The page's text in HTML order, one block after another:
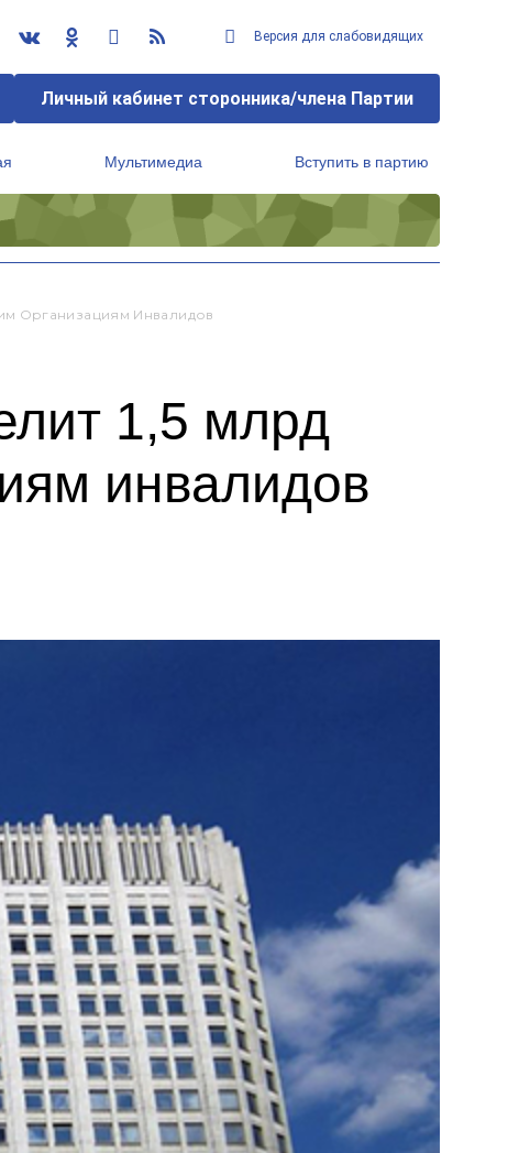
Версия для слабовидящих
Личный кабинет сторонника/члена Партии
Мультимедиа Вступить в партию
Организациям Инвалидов
1,5 млрд
инвалидов